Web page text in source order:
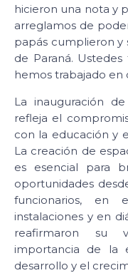
hicieron una nota y
arreglamos de
papás cumplieron y
de Paraná.
hemos trabajado en
La inauguración
refleja el
con la educación y
La creación de
es esencial para
oportunidades
funcionarios, en
instalaciones y en
reafirmaron su
importancia de la
desarrollo y el